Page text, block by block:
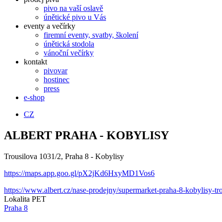
pivo na vaší oslavě
únětické pivo u Vás
eventy a večírky
firemní eventy, svatby, školení
únětická stodola
vánoční večírky
kontakt
pivovar
hostinec
press
e-shop
CZ
ALBERT PRAHA - KOBYLISY
Trousilova 1031/2, Praha 8 - Kobylisy
https://maps.app.goo.gl/pX2jKd6HxyMD1Vos6
https://www.albert.cz/nase-prodejny/supermarket-praha-8-kobylisy-
Lokalita PET
Praha 8